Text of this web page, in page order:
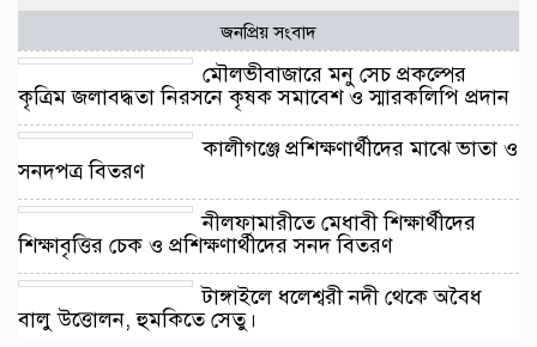
জনপ্রিয় সংবাদ
মৌলভীবাজারে মনু সেচ প্রকল্পের
কৃত্রিম জলাবদ্ধতা নিরসনে কৃষক সমাবেশ ও স্মারকলিপি প্রদান
কালীগঞ্জে প্রশিক্ষণার্থীদের মাঝে ভাতা ও
সনদপত্র বিতরণ
নীলফামারীতে মেধাবী শিক্ষার্থীদের
শিক্ষাবৃত্তির চেক ও প্রশিক্ষণার্থীদের সনদ বিতরণ
টাঙ্গাইলে ধলেশ্বরী নদী থেকে অবৈধ
বালু উত্তোলন, হুমকিতে সেতু।